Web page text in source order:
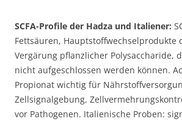
SCFA-Profile der Hadza und Italiener:
Fettsäuren, Hauptstoffwechselprodukte
Vergärung pflanzlicher Polysaccharide,
nicht aufgeschlossen werden können.
Propionat wichtig für
Zellsignalgebung,
vor Pathogenen. Italienische Proben: